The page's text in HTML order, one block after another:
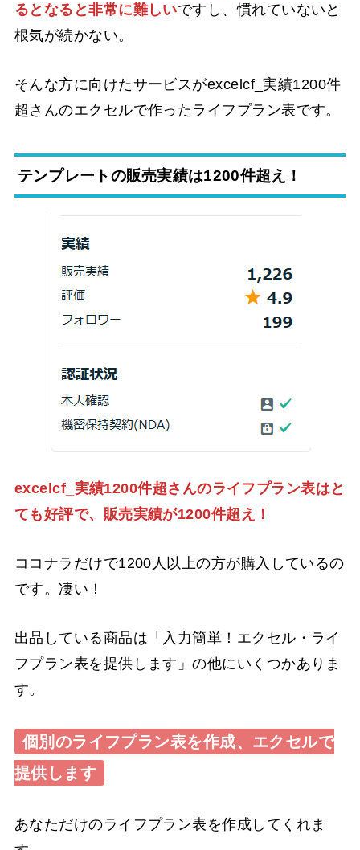
るとなると非常に難しいですし、慣れていないと
根気が続かない。
そんな方に向けたサービスがexcelcf_実績1200件
超さんのエクセルで作ったライフプラン表です。
テンプレートの販売実績は1200件超え！
excelcf_実績1200件超さんのライフプラン表はと
ても好評で、販売実績が1200件超え！
ココナラだけで1200人以上の方が購入しているの
です。凄い！
出品している商品は「入力簡単！エクセル・ライ
フプラン表を提供します」の他にいくつかありま
す。
個別のライフプラン表を作成、エクセルで
提供します
あなただけのライフプラン表を作成してくれま